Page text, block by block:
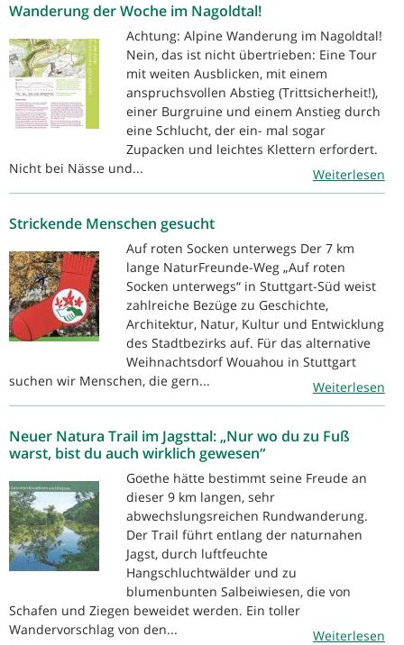
Wanderung der Woche im Nagoldtal!
Achtung: Alpine Wanderung im Nagoldtal!
Nein, das ist nicht übertrieben: Eine Tour
mit weiten Ausblicken, mit einem
anspruchsvollen Abstieg (Trittsicherheit!),
einer Burgruine und einem Anstieg durch
eine Schlucht, der ein- mal sogar
Zupacken und leichtes Klettern erfordert.
Nicht bei Nässe und...
Weiterlesen
Strickende Menschen gesucht
Auf roten Socken unterwegs Der 7 km
lange NaturFreunde-Weg „Auf roten
Socken unterwegs“ in Stuttgart-Süd weist
zahlreiche Bezüge zu Geschichte,
Architektur, Natur, Kultur und Entwicklung
des Stadtbezirks auf. Für das alternative
Weihnachtsdorf Wouahou in Stuttgart
suchen wir Menschen, die gern...
Weiterlesen
Neuer Natura Trail im Jagsttal: „Nur wo du zu Fuß
warst, bist du auch wirklich gewesen“
Goethe hätte bestimmt seine Freude an
dieser 9 km langen, sehr
abwechslungsreichen Rundwanderung.
Der Trail führt entlang der naturnahen
Jagst, durch luftfeuchte
Hangschluchtwälder und zu
blumenbunten Salbeiwiesen, die von
Schafen und Ziegen beweidet werden. Ein toller
Wandervorschlag von den...
Weiterlesen